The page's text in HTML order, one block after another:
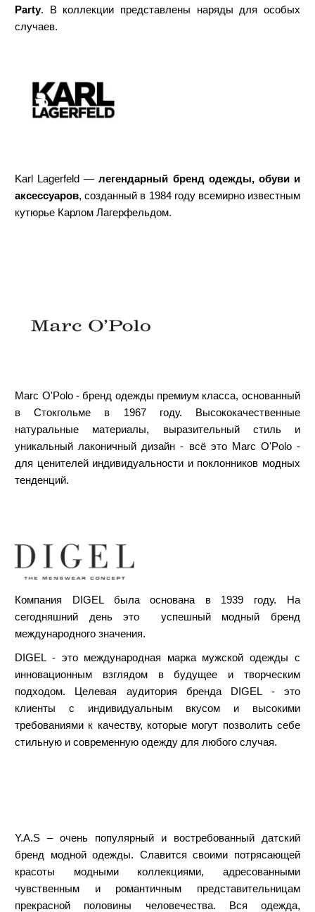
Party. В коллекции представлены наряды для особых
случаев.
Karl Lagerfeld —легендарный бренд одежды, обуви и
аксессуаров, созданный в 1984 году всемирно известным
кутюрье Карлом Лагерфельдом.
Marc O'Polo - бренд одежды премиум класса, основанный
в Стокгольме в 1967 году. Высококачественные
натуральные материалы, выразительный стиль и
уникальный лаконичный дизайн - всё это Marc O'Polo -
для ценителей индивидуальности и поклонников модных
тенденций.
Компания DIGEL была основана в 1939 году. На
сегодняшний день это успешный модный бренд
международного значения.
DIGEL - это международная марка мужской одежды с
инновационным взглядом в будущее и творческим
подходом. Целевая аудитория бренда DIGEL - это
клиенты с индивидуальным вкусом и высокими
требованиями к качеству, которые могут позволить себе
стильную и современную одежду для любого случая.
Y.A.S – очень популярный и востребованный датский
бренд модной одежды. Славится своими потрясающей
красоты модными коллекциями, адресованными
чувственным и романтичным представительницам
прекрасной половины человечества. Вся одежда,